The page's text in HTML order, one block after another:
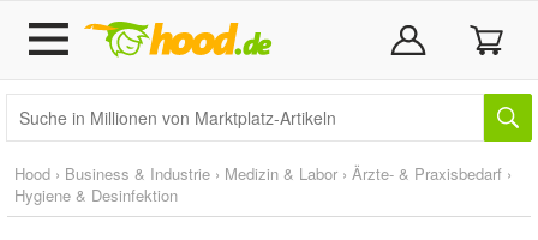
Hood › Business & Industrie › Medizin & Labor › Ärzte- & Praxisbedarf ›
Hygiene & Desinfektion